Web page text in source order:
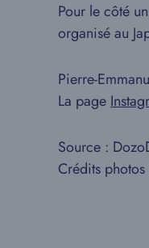
Pour le côté
organisé au
Pierre-
La page
Source :
Crédits